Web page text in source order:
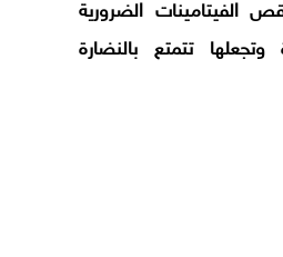
الفيتامينات الضرورية
تتمتع بالنضارة